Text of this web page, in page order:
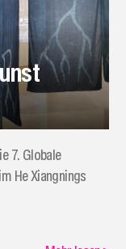
7. Globale
He Xiangnings